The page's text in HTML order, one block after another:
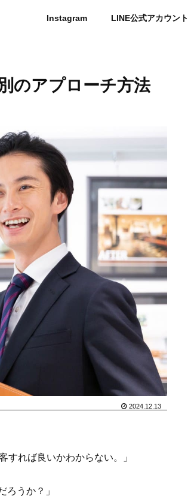
Instagram LINE公式アカウント
のアプローチ方法
2024.12.13
すれば良いかわからない。」
ろうか？」